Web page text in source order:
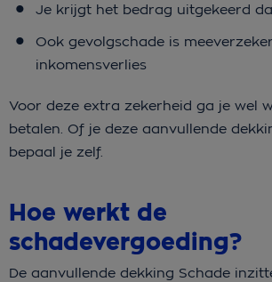
Je krijgt het bedrag uitgekeerd
Ook gevolgschade is
inkomensverlies
Voor deze extra zekerheid ga je wel
betalen. Of je deze aanvullende
bepaal je zelf.
Hoe werkt de
schadevergoeding?
De aanvullende dekking Schade